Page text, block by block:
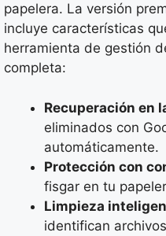
papelera. La versión
incluye características
herramienta de gestión
completa:
Recuperación en
eliminados con
automáticamente.
Protección con
fisgar en tu
Limpieza
identifican